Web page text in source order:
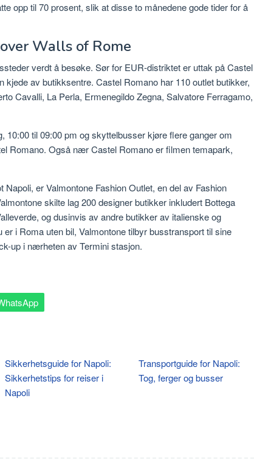
opp til 70 prosent, slik at disse to månedene gode tider for å
Walls of Rome
verdt å besøke. Sør for EUR-distriktet er uttak på Castel
kjede av butikksentre. Castel Romano har 110 outlet butikker,
Cavalli, La Perla, Ermenegildo Zegna, Salvatore Ferragamo,
10:00 til 09:00 pm og skyttelbusser kjøre flere ganger om
Romano. Også nær Castel Romano er filmen temapark,
er Valmontone Fashion Outlet, en del av Fashion
skilte lag 200 designer butikker inkludert Bottega
og dusinvis av andre butikker av italienske og
i Roma uten bil, Valmontone tilbyr busstransport til sine
up i nærheten av Termini stasjon.
Sikkerhetsguide for Napoli:
Sikkerhetstips for reiser i
Napoli
Transportguide for Napoli:
Tog, ferger og busser